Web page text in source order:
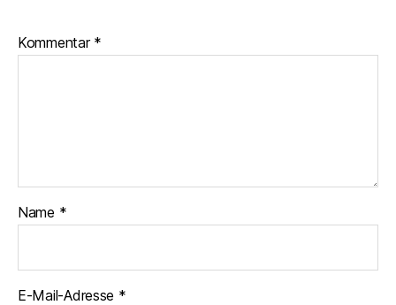
Kommentar *
Name *
E-Mail-Adresse *